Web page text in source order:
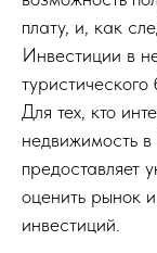
плату, и, как
Инвестиции в
туристического
Для тех, кто
недвижимость в
предоставляет
оценить рынок
инвестиций.